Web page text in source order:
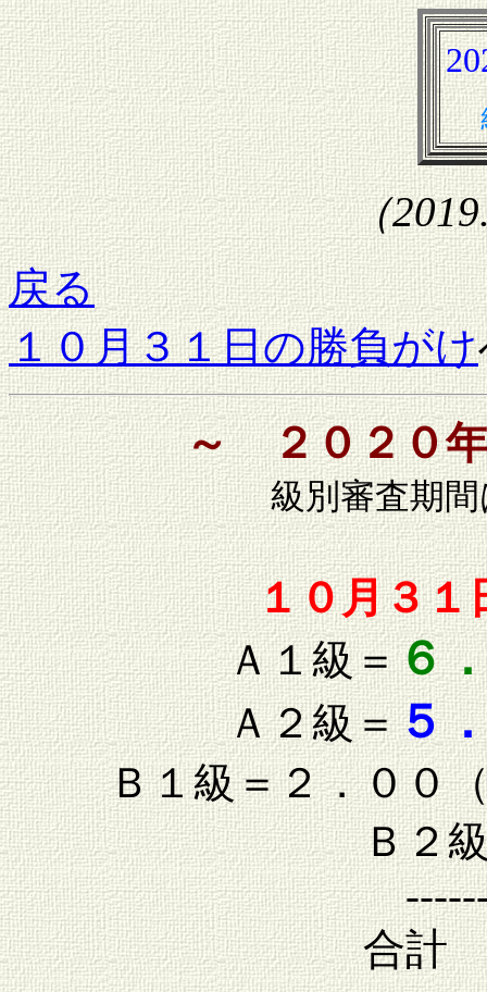
（
戻る
１０月３１日の勝負がけ
～ ２０２０
級別審査期
１０月３１
Ａ１級＝６
Ａ２級＝５
Ｂ１級＝２．００
Ｂ２
合計